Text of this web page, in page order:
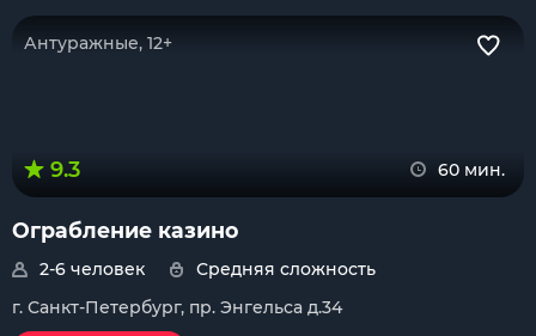
Антуражные, 12+
9.3 60 мин.
Ограбление казино
2-6 человек
Средняя сложность
г. Санкт-Петербург, пр. Энгельса д.34